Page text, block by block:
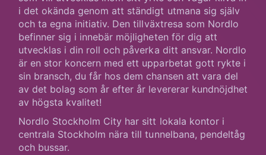
i det okända genom att ständigt utmana sig själv
och ta egna initiativ. Den tillväxtresa som Nordlo
befinner sig i innebär möjligheten för dig att
utvecklas i din roll och påverka ditt ansvar. Nordlo
är en stor koncern med ett upparbetat gott rykte i
sin bransch, du får hos dem chansen att vara del
av det bolag som år efter år levererar kundnöjdhet
av högsta kvalitet!
Nordlo Stockholm City har sitt lokala kontor i
centrala Stockholm nära till tunnelbana, pendeltåg
och bussar.